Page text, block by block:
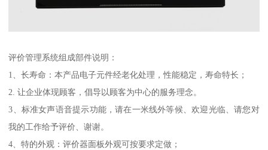
评价管理系统组成部件说明：
1、长寿命：本产品电子元件经老化处理，性能稳定，寿命特长；
2. 让企业体现顾客，倡导以顾客为中心的服务理念。
3、标准女声语音提示功能，请在一米线外等候、欢迎光临、请您对
我的工作给予评价、谢谢。
4、特的外观：评价器面板外观可按要求定做；